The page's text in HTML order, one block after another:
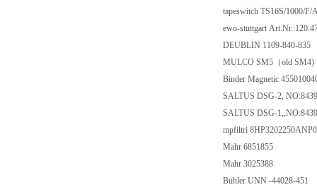
tapeswitch TS16S/
ewo-stuttgart
DEUBLIN 1109-
MULCO SM5（old
Binder Magnetic
SALTUS DSG-2,
SALTUS DSG-
mpfiltri
Mahr 6851855
Mahr 3025388
Buhler UNN -